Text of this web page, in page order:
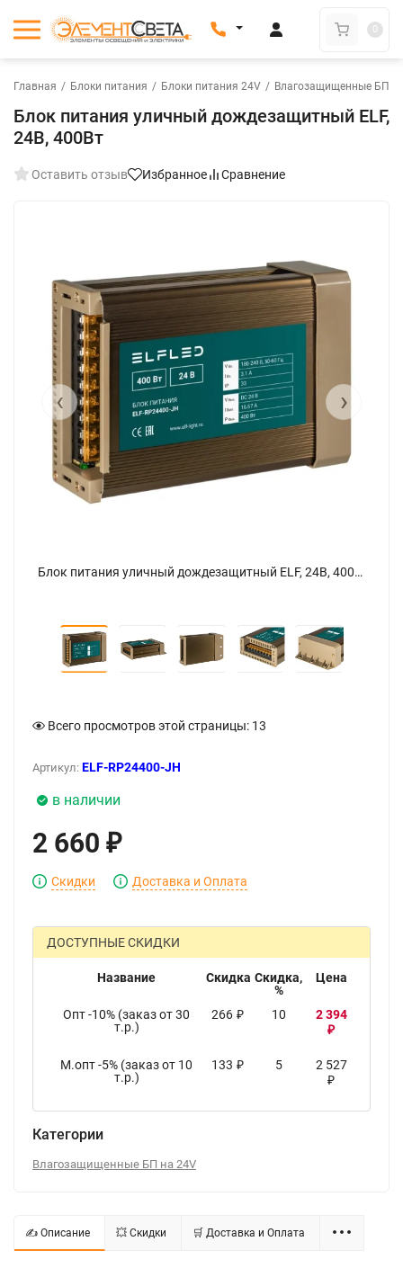
0
Главная / Блоки питания / Блоки питания 24V / Влагозащищенные БП
Блок питания уличный дождезащитный ELF,
24В, 400Вт
Оставить отзыв Избранное Сравнение
Блок питания уличный дождезащитный ELF, 24В, 400Вт - фото
‹ ›
Всего просмотров этой страницы: 13
Артикул: ELF-RP24400-JH
в наличии
2 660 ₽
Скидки Доставка и Оплата
ДОСТУПНЫЕ СКИДКИ
Название Скидка Скидка,
%
Цена
Опт -10% (заказ от 30
т.р.)
266 ₽ 10 2 394
₽
М.опт -5% (заказ от 10
т.р.)
133 ₽ 5 2 527
₽
Категории
Влагозащищенные БП на 24V
✍ Описание 💥 Скидки 🛒 Доставка и Оплата